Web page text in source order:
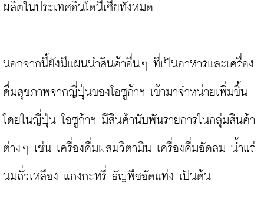
ผลิตในประเทศอินโดนีเซียทั้งหมด
นอกจากนี้ยังมีแผนนำสินค้าอื่นๆ ที่เป็นอาหารและเครื่อง
ดื่มสุขภาพจากญี่ปุ่นของโอซูก้าฯ เข้ามาจำหน่ายเพิ่มขึ้น
โดยในญี่ปุ่น โอซูก้าฯ มีสินค้านับพันรายการในกลุ่มสินค้า
ต่างๆ เช่น เครื่องดื่มผสมวิตามิน เครื่องดื่มอัดลม น้ำแร่
นมถั่วเหลือง แกงกะหรี่ ธัญพืชอัดแท่ง เป็นต้น